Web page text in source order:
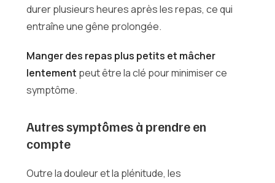
durer plusieurs heures après les repas, ce qui
entraîne une gêne prolongée.
Manger des repas plus petits et mâcher
lentement peut être la clé pour minimiser ce
symptôme.
Autres symptômes à prendre en
compte
Outre la douleur et la plénitude, les